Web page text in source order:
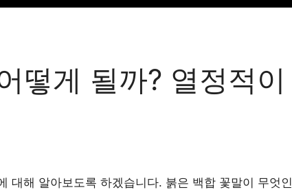
떻게 될까? 열정적이
대해 알아보도록 하겠습니다. 붉은 백합 꽃말이 무엇인